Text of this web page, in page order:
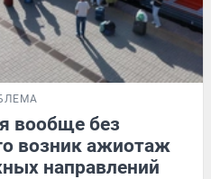
вообще без
возник ажиотаж
направлений